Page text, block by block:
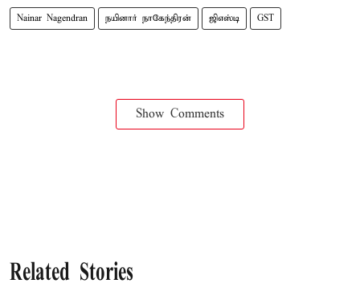
Nainar Nagendran நயினார் நாகேந்திரன் ஜிஎஸ்டி GST
Show Comments
Related Stories